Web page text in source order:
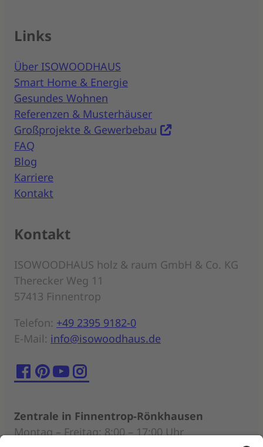
Links
Über ISOWOODHAUS
Smart Home & Energie
Gesundes Wohnen
Referenzen & Musterhäuser
Großprojekte & Gewerbebau
FAQ
Blog
Karriere
Kontakt
Kontakt
ISOWOODHAUS holz & raum GmbH & Co. KG
Therecker Weg 11
57413 Finnentrop
Telefon: +49 2395 9182-0
E-Mail: info@isowoodhaus.de
Zentrale in Finnentrop-Rönkhausen
Montag – Freitag: 8:00 – 17:00 Uhr